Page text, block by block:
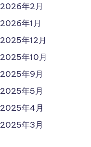
2026年2月
2026年1月
2025年12月
2025年10月
2025年9月
2025年5月
2025年4月
2025年3月